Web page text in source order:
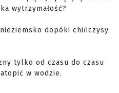
wytrzymałość?
dopóki chińczysy
tylko od czasu do czasu
w wodzie.